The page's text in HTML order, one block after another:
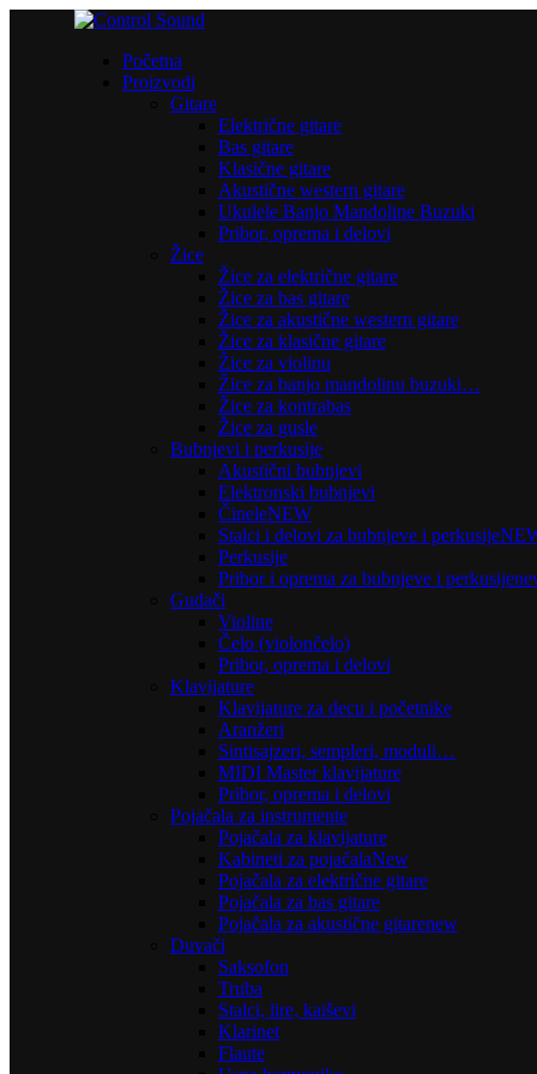
Početna
Proizvodi
Gitare
Električne gitare
Bas gitare
Klasične gitare
Akustične western gitare
Ukulele Banjo Mandoline Buzuki
Pribor, oprema i delovi
Žice
Žice za električne gitare
Žice za bas gitare
Žice za akustične western gitare
Žice za klasične gitare
Žice za violinu
Žice za banjo mandolinu buzuki…
Žice za kontrabas
Žice za gusle
Bubnjevi i perkusije
Akustični bubnjevi
Elektronski bubnjevi
ČineleNEW
Stalci i delovi za bubnjeve i perkusije
Perkusije
Pribor i oprema za bubnjeve i perkusije
Gudači
Violine
Čelo (violončelo)
Pribor, oprema i delovi
Klavijature
Klavijature za decu i početnike
Aranžeri
Sintisajzeri, sempleri, moduli…
MIDI Master klavijature
Pribor, oprema i delovi
Pojačala za instrumente
Pojačala za klavijature
Kabineti za pojačalaNew
Pojačala za električne gitare
Pojačala za bas gitare
Pojačala za akustične gitarenew
Duvači
Saksofon
Truba
Stalci, lire, kaiševi
Klarinet
Flaute